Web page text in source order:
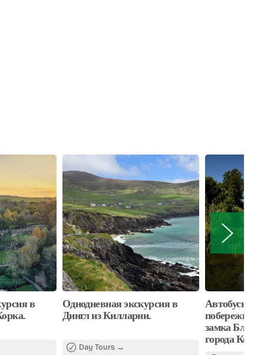
в
Однодневная экскурсия в
Дингл из Килларни.
Day Tours
Автобусная
побережью
замка
города Корк.